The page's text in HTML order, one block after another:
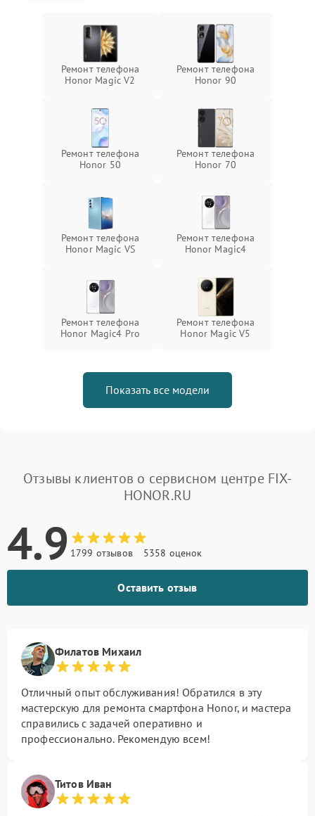
Ремонт телефона
Honor Magic V2
Ремонт телефона
Honor 90
Ремонт телефона
Honor 50
Ремонт телефона
Honor 70
Ремонт телефона
Honor Magic VS
Ремонт телефона
Honor Magic4
Ремонт телефона
Honor Magic4 Pro
Ремонт телефона
Honor Magic V5
Показать все модели
Отзывы клиентов о сервисном центре FIX-
HONOR.RU
4.9 1799 отзывов 5358 оценок
Оставить отзыв
Филатов Михаил
Отличный опыт обслуживания! Обратился в эту
мастерскую для ремонта смартфона Honor, и мастера
справились с задачей оперативно и
профессионально. Рекомендую всем!
Титов Иван